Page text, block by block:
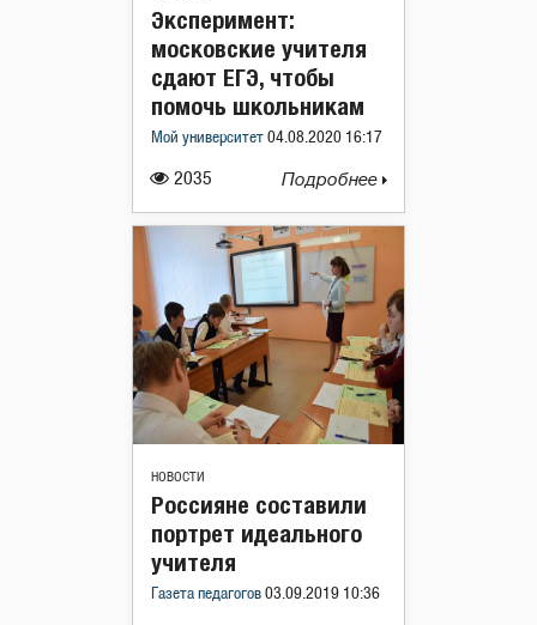
2035
Эксперимент:
московские учителя
сдают ЕГЭ, чтобы
помочь школьникам
Мой университет 04.08.2020 16:17
Подробнее
НОВОСТИ
Россияне составили
портрет идеального
учителя
Газета педагогов 03.09.2019 10:36